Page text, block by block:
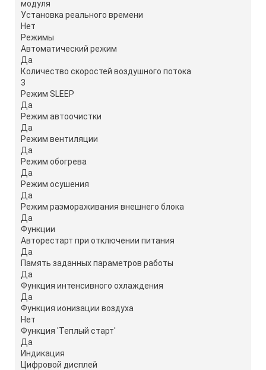
модуля
Установка реального времени
Нет
Режимы
Автоматический режим
Да
Количество скоростей воздушного потока
3
Режим SLEEP
Да
Режим автоочистки
Да
Режим вентиляции
Да
Режим обогрева
Да
Режим осушения
Да
Режим размораживания внешнего блока
Да
Функции
Авторестарт при отключении питания
Да
Память заданных параметров работы
Да
Функция интенсивного охлаждения
Да
Функция ионизации воздуха
Нет
Функция 'Теплый старт'
Да
Индикация
Цифровой дисплей